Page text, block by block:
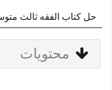
حل كتاب الفقه ثالث متوسط
محتويات